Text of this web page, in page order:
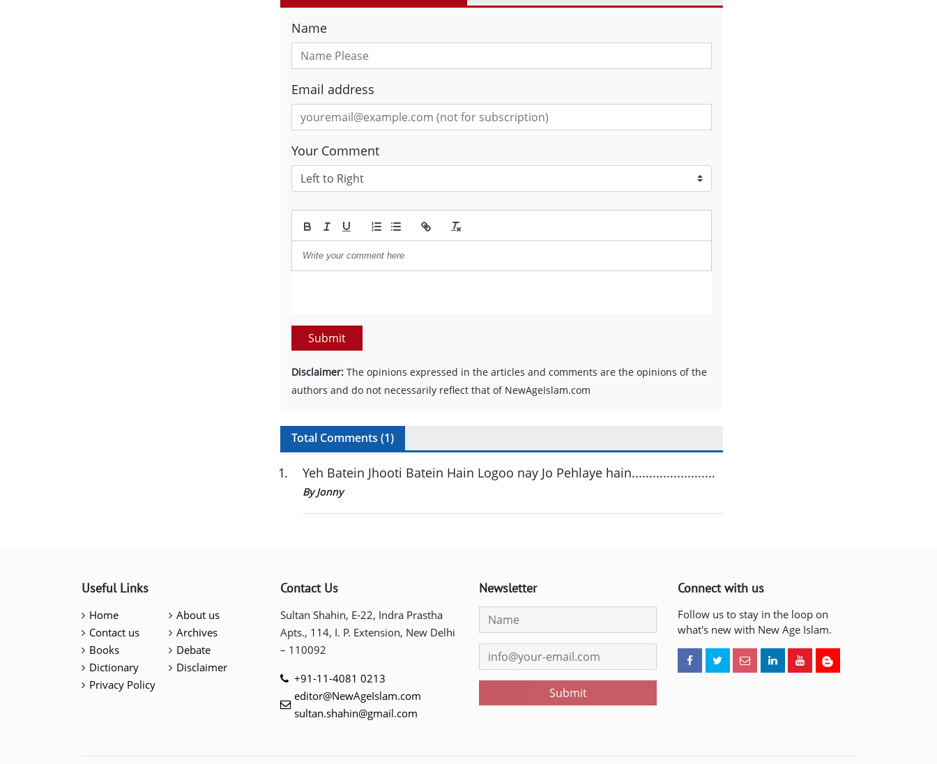
Name
Email address
Your Comment
Submit
Disclaimer: The opinions expressed in the articles and comments are the opinions of the
authors and do not necessarily reflect that of NewAgeIslam.com
Total Comments (1)
1. Yeh Batein Jhooti Batein Hain Logoo nay Jo Pehlaye hain........................
By Jonny
Useful Links
Home
About us
Contact us
Archives
Books
Debate
Dictionary
Disclaimer
Privacy Policy
Contact Us
Sultan Shahin, E-22, Indra Prastha
Apts., 114, I. P. Extension, New Delhi
– 110092
+91-11-4081 0213
editor@NewAgeIslam.com
sultan.shahin@gmail.com
Newsletter
Submit
Connect with us
Follow us to stay in the loop on
what's new with New Age Islam.